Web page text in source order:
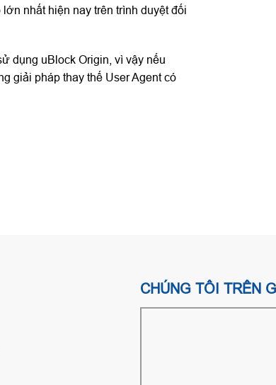
nhất hiện nay trên trình duyệt đối
dụng uBlock Origin, vì vậy nếu
giải pháp thay thế User Agent có
CHÚNG TÔI TRÊN